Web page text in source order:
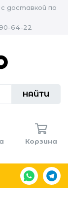
доставкой по
64-22
НАЙТИ
Корзина